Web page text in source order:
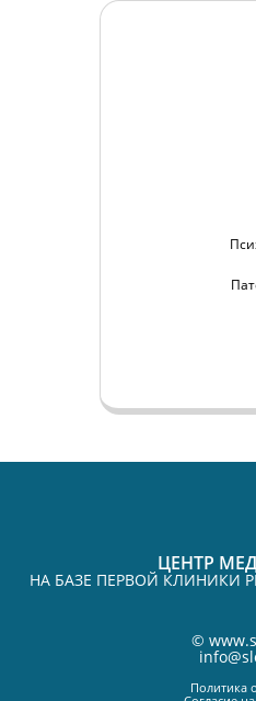
ЦЕНТР
НА БАЗЕ ПЕРВОЙ КЛИНИКИ
©
Политика